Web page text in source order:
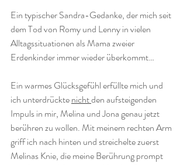
Ein typischer Sandra-Gedanke, der mich seit
dem Tod von Romy und Lenny in vielen
Alltagssituationen als Mama zweier
Erdenkinder immer wieder überkommt…
Ein warmes Glücksgefühl erfüllte mich und
ich unterdrückte nicht den aufsteigenden
Impuls in mir, Melina und Jona genau jetzt
berühren zu wollen. Mit meinem rechten Arm
griff ich nach hinten und streichelte zuerst
Melinas Knie, die meine Berührung prompt